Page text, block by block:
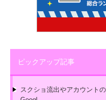
ピックアップ記事
スクショ流出やアカウント